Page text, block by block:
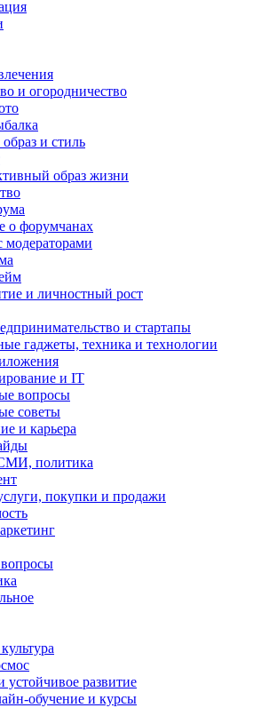
и огородничество
и стиль
образ жизни
форумчанах
и личностный рост
и стартапы
гаджеты, техника и технологии
и IT
вопросы
советы
и карьера
политика
покупки и продажи
развитие
обучение и курсы